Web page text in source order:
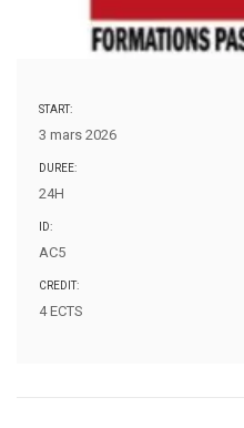
START:
3 mars 2026
DUREE:
24H
ID:
AC5
CREDIT:
4 ECTS